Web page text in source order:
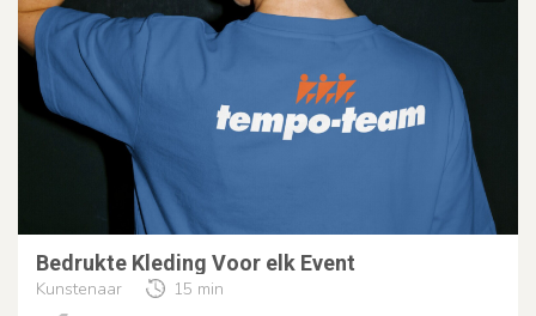
Bedrukte Kleding Voor elk Event
Kunstenaar 15 min